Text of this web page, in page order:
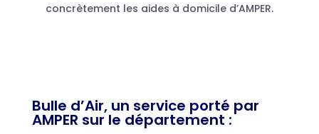
concrètement les aides à domicile d’AMPER.
Bulle d’Air, un service porté par
AMPER sur le département :